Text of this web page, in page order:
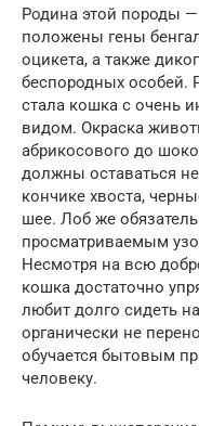
Родина этой породы
положены гены
оцикета, а также
беспородных особей.
стала кошка с очень
видом. Окраска
абрикосового до
должны оставаться
кончике хвоста,
шее. Лоб же
просматриваемым
Несмотря на всю
кошка достаточно
любит долго сидеть
органически не
обучается бытовым
человеку.